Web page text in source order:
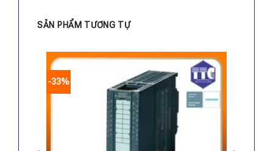
SẢN PHẨM TƯƠNG TỰ
-33%